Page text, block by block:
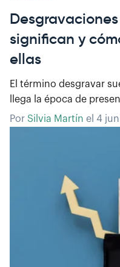
significan y
ellas
El término desgravar
llega la época de
Por Silvia Martín el 4